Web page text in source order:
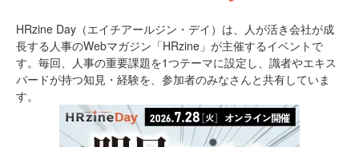
HRzine Day（エイチアールジン・デイ）は、人が活き会社が成
長する人事のWebマガジン「HRzine」が主催するイベントで
す。毎回、人事の重要課題を1つテーマに設定し、識者やエキス
パードが持つ知見・経験を、参加者のみなさんと共有していま
す。